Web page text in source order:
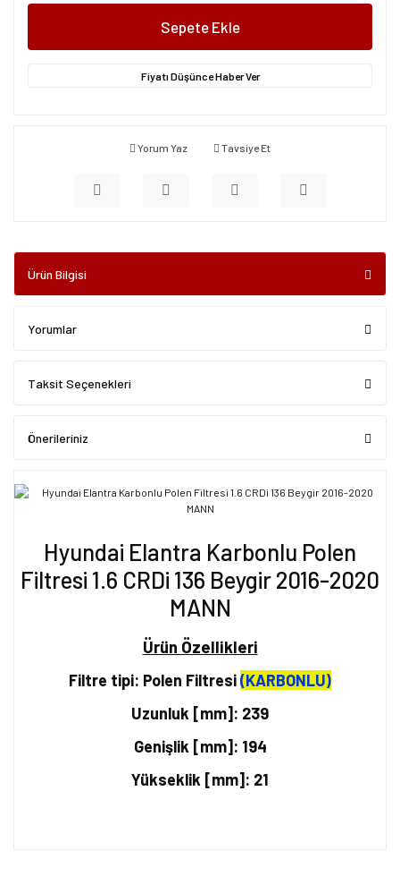
Sepete Ekle
Fiyatı Düşünce Haber Ver
Yorum Yaz Tavsiye Et
Ürün Bilgisi
Yorumlar
Taksit Seçenekleri
Önerileriniz
Hyundai Elantra Karbonlu Polen
Filtresi 1.6 CRDi 136 Beygir 2016-2020
MANN
Ürün Özellikleri
Filtre tipi: Polen Filtresi(KARBONLU)
Uzunluk [mm]: 239
Genişlik [mm]: 194
Yükseklik [mm]: 21